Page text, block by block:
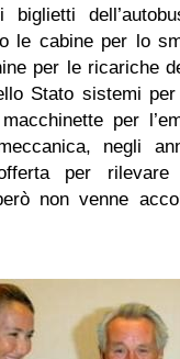
le cabine per lo
per le ricariche
Stato sistemi
per
negli
per
non venne